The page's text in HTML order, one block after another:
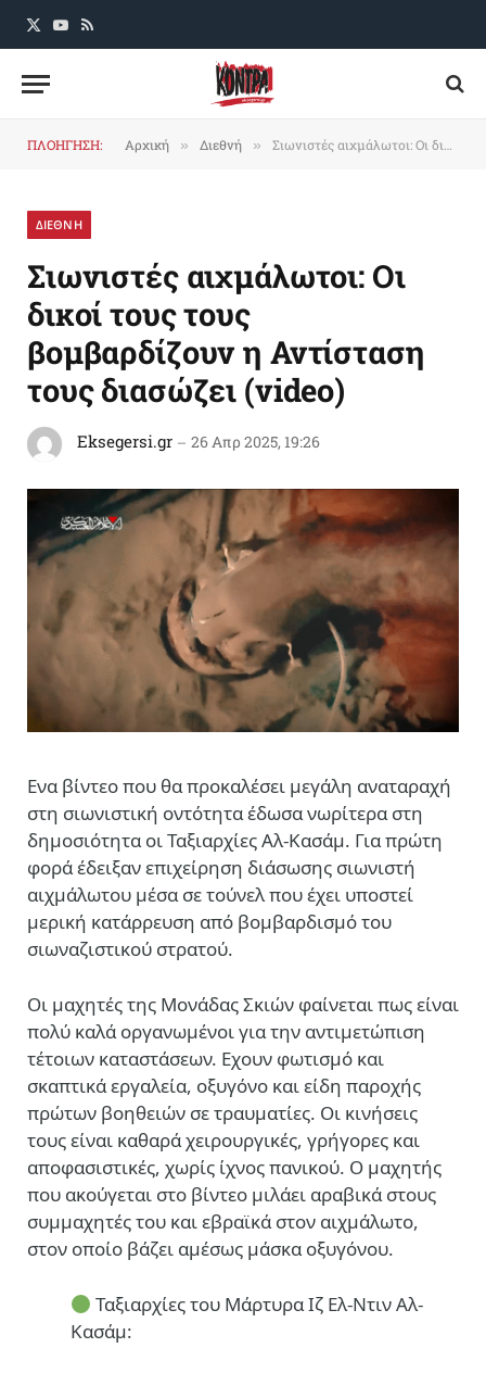
X
YouTube
RSS
ΠΛΟΗΓΗΣΗ: Αρχική » Διεθνή » Σιωνιστές αιχμάλωτοι: Οι δικοί τους τους βομβαρδίζουν η Αντίσταση τους διασώζει (video)
ΔΙΕΘΝΗ
Σιωνιστές αιχμάλωτοι: Οι
δικοί τους τους
βομβαρδίζουν η Αντίσταση
τους διασώζει (video)
Eksegersi.gr 26 Απρ 2025, 19:26
Eνα βίντεο που θα προκαλέσει μεγάλη αναταραχή
στη σιωνιστική οντότητα έδωσα νωρίτερα στη
δημοσιότητα οι Ταξιαρχίες Αλ-Κασάμ. Για πρώτη
φορά έδειξαν επιχείρηση διάσωσης σιωνιστή
αιχμάλωτου μέσα σε τούνελ που έχει υποστεί
μερική κατάρρευση από βομβαρδισμό του
σιωναζιστικού στρατού.
Οι μαχητές της Μονάδας Σκιών φαίνεται πως είναι
πολύ καλά οργανωμένοι για την αντιμετώπιση
τέτοιων καταστάσεων. Εχουν φωτισμό και
σκαπτικά εργαλεία, οξυγόνο και είδη παροχής
πρώτων βοηθειών σε τραυματίες. Οι κινήσεις
τους είναι καθαρά χειρουργικές, γρήγορες και
αποφασιστικές, χωρίς ίχνος πανικού. Ο μαχητής
που ακούγεται στο βίντεο μιλάει αραβικά στους
συμμαχητές του και εβραϊκά στον αιχμάλωτο,
στον οποίο βάζει αμέσως μάσκα οξυγόνου.
Ταξιαρχίες του Μάρτυρα Ιζ Ελ-Ντιν Αλ-
Κασάμ: